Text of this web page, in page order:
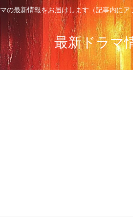
の最新情報をお届けします（記事内に
最新ドラマ